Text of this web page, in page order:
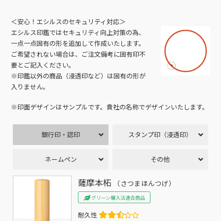
＜安心！エシルスのセキュリティ対応＞
エシルス印鑑ではセキュリティ向上対策の為、
一点一点固有の形を追加して作成いたします。
ご希望されない場合は、ご注文備考に固有印不
要とご記入ください。
※印鑑以外の商品（浸透印など）は固有の形が
入りません。
※印面デザインはサンプルです。貴社の名称でデザインいたします。
銀行印・認印 スタンプ印（浸透印）
ネームペン その他
薩摩本柘 （さつまほんつげ）
グリーン購入法適合商品
耐久性